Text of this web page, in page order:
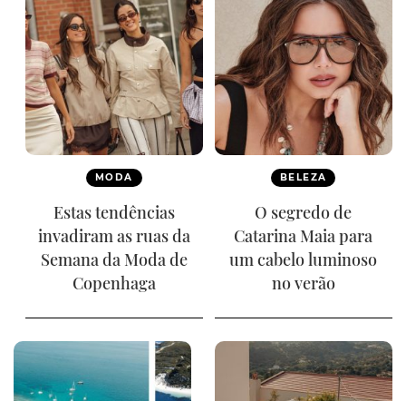
MODA
Estas tendências
invadiram as ruas da
Semana da Moda de
Copenhaga
BELEZA
O segredo de
Catarina Maia para
um cabelo luminoso
no verão